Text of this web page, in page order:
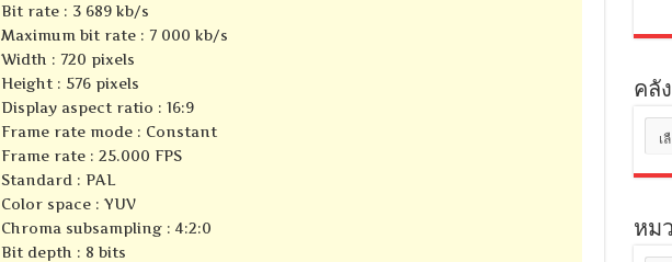
Bit rate : 3 689 kb/s
Maximum bit rate : 7 000 kb/s
Width : 720 pixels
Height : 576 pixels
Display aspect ratio : 16:9
Frame rate mode : Constant
Frame rate : 25.000 FPS
Standard : PAL
Color space : YUV
Chroma subsampling : 4:2:0
Bit depth : 8 bits
คลั
เก็บ
หม